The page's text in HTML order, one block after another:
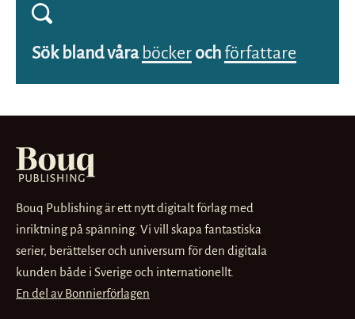
Sök bland våra böcker och författare
Bouq Publishing är ett nytt digitalt förlag med
inriktning på spänning. Vi vill skapa fantastiska
serier, berättelser och universum för den digitala
kunden både i Sverige och internationellt.
En del av Bonnierförlagen